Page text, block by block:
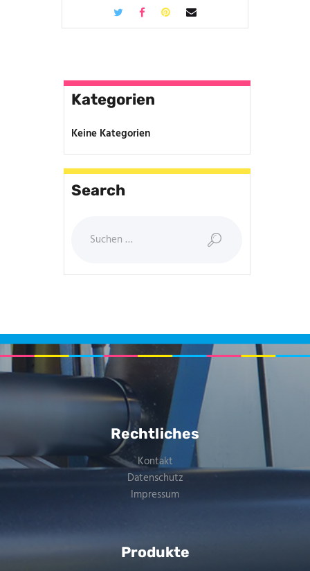
Kategorien
Keine Kategorien
Search
Rechtliches
Kontakt
Datenschutz
Impressum
Produkte